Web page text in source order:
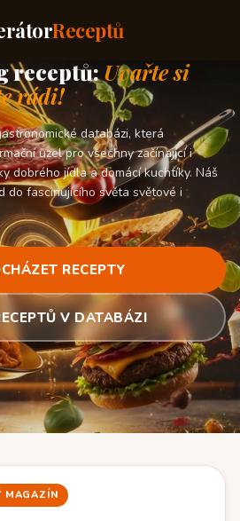
Receptů
receptů:Uvařte si
rádi!
databázi, která
uzel pro všechny začínající i
dobrého jídla a domácí kuchtíky. Náš
do fascinujícího světa světové i
RECEPTY
V DATABÁZI
MAGAZÍN